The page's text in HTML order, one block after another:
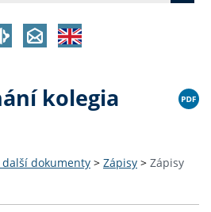
kolegia
dokumenty > Zápisy > Zápisy